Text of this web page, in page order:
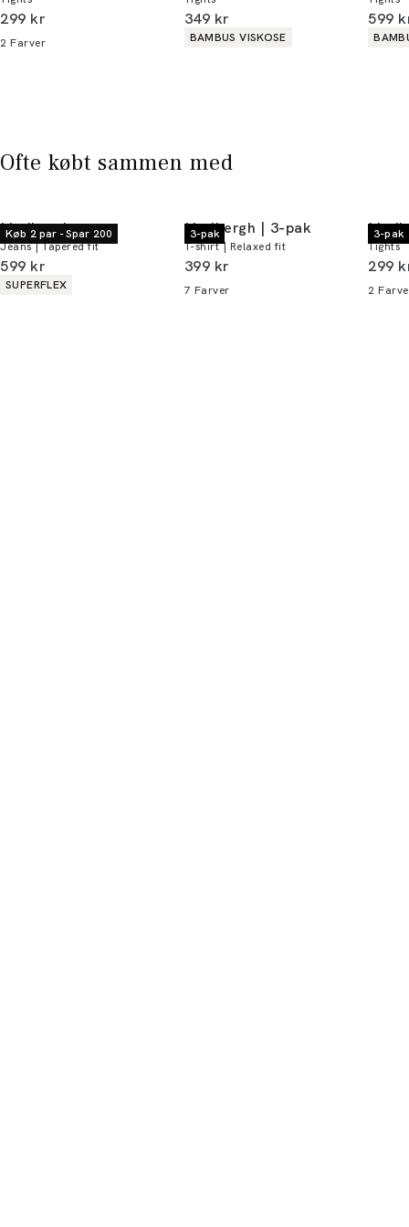
alle butikker og online.
I alt (inkl. rabat)
299 kr
2 Farver
I alt (inkl. rabat)
349 kr
Produkt egenskaber
BAMBUS VISKOSE
I alt
599
Ofte købt sammen med
Køb 2 par - Spar 200
Lindbergh
Jeans | Tapered fit
I alt (inkl. rabat)
599 kr
Produkt egenskaber
SUPERFLEX
3-pak
Lindbergh | 3-pak
T-shirt | Relaxed fit
I alt (inkl. rabat)
399 kr
7 Farver
3-pak
Tights
I alt
299
2